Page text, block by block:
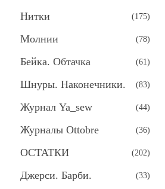
Нитки (175)
Молнии (78)
Бейка. Обтачка (61)
Шнуры. Наконечники. (83)
Журнал Ya_sew (44)
Журналы Ottobre (36)
ОСТАТКИ (202)
Джерси. Барби. (33)